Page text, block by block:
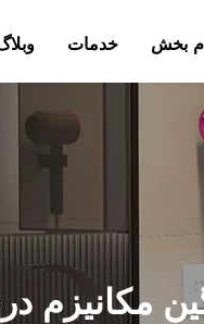
بخش خدمات
80 کیلویی روکش